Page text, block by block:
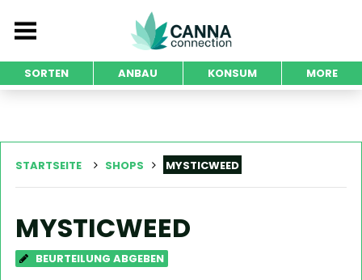
SORTEN ANBAU KONSUM MORE
STARTSEITE SHOPS MYSTICWEED
MYSTICWEED
BEURTEILUNG ABGEBEN